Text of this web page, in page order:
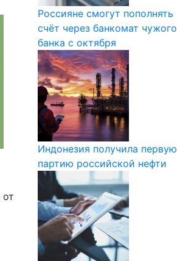
Россияне смогут пополнять
счёт через банкомат чужого
банка с октября
Индонезия получила первую
партию российской нефти